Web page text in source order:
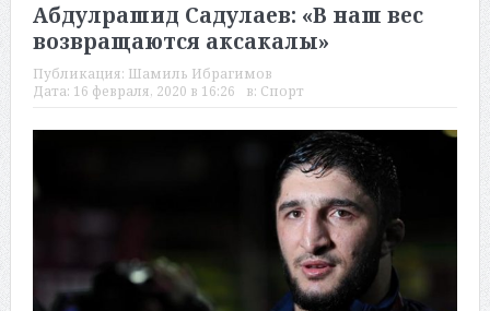
Абдулрашид Садулаев: «В наш вес
возвращаются аксакалы»
Публикация: Шамиль Ибрагимов
Дата: 16 февраля, 2020 в 16:26 в: Спорт